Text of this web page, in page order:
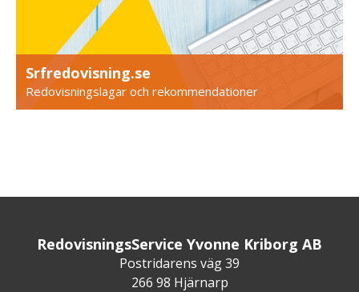
Srfredovisning.se
Redovisningslagar och rekommendationer
RedovisningsService Yvonne Kriborg AB
Postridarens väg 39
266 98 Hjärnarp